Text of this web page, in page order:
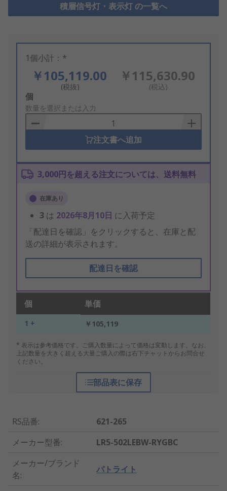
積層信号灯・表示灯 の一覧へ
1個小計：*
￥105,119.00
(税抜)
￥115,630.90
(税込)
Add
to
Basket
個
数量を選択または入力
注文書へ追加
3,000円を超える注文については、送料無料
在庫あり
3 は 2026年8月10日 に入荷予定
「配達日を確認」をクリックすると、在庫と配
送の詳細が表示されます。
配達日を確認
個 単価
1 + ￥105,119
* 表示は参考価格です。ご購入数量によって価格は変動します。なお、
上記数量を大きく超える大量ご購入の際は右下チャットからお問合せ
ください。
部品表に保存
RS品番:
621-265
メーカー型番:
LR5-502LEBW-RYGBC
メーカー/ブランド
名:
パトライト